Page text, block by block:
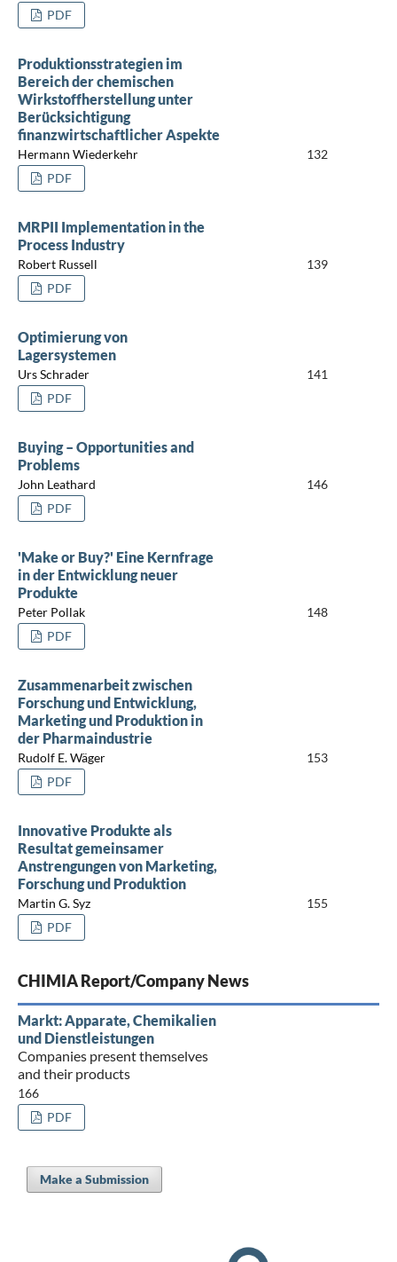
PDF
Produktionsstrategien im
Bereich der chemischen
Wirkstoffherstellung unter
Berücksichtigung
finanzwirtschaftlicher Aspekte
Hermann Wiederkehr
132
PDF
MRPII Implementation in the
Process Industry
Robert Russell
139
PDF
Optimierung von
Lagersystemen
Urs Schrader
141
PDF
Buying – Opportunities and
Problems
John Leathard
146
PDF
'Make or Buy?' Eine Kernfrage
in der Entwicklung neuer
Produkte
Peter Pollak
148
PDF
Zusammenarbeit zwischen
Forschung und Entwicklung,
Marketing und Produktion in
der Pharmaindustrie
Rudolf E. Wäger
153
PDF
Innovative Produkte als
Resultat gemeinsamer
Anstrengungen von Marketing,
Forschung und Produktion
Martin G. Syz
155
PDF
CHIMIA Report/Company News
Markt: Apparate, Chemikalien
und Dienstleistungen
Companies present themselves
and their products
166
PDF
Make a Submission